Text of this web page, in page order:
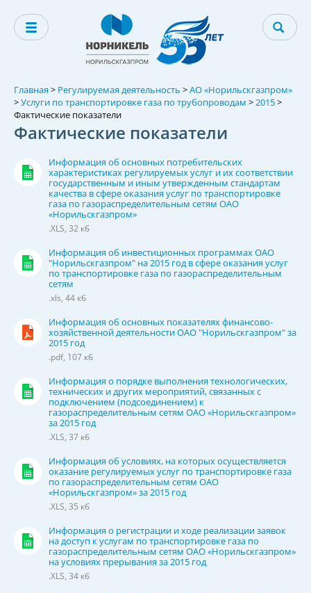
Главная > Регулируемая деятельность >АО «Норильскгазпром»
>Услуги по транспортировке газа по трубопроводам >2015>
Фактические показатели
Фактические показатели
Информация об основных потребительских
характеристиках регулируемых услуг и их соответствии
государственным и иным утвержденным стандартам
качества в сфере оказания услуг по транспортировке
газа по газораспределительным сетям ОАО
«Норильскгазпром»
.XLS, 32 кб
Информация об инвестиционных программах ОАО
"Норильскгазпром" на 2015 год в сфере оказания услуг
по транспортировке газа по газораспределительным
сетям
.xls, 44 кб
Информация об основных показателях финансово-
хозяйственной деятельности ОАО "Норильскгазпром" за
2015 год
.pdf, 107 кб
Информация о порядке выполнения технологических,
технических и других мероприятий, связанных с
подключением (подсоединением) к
газораспределительным сетям ОАО «Норильскгазпром»
за 2015 год
.XLS, 37 кб
Информация об условиях, на которых осуществляется
оказание регулируемых услуг по транспортировке газа
по газораспределительным сетям ОАО
«Норильскгазпром» за 2015 год
.XLS, 35 кб
Информация о регистрации и ходе реализации заявок
на доступ к услугам по транспортировке газа по
газораспределительным сетям ОАО «Норильскгазпром»
на условиях прерывания за 2015 год
.XLS, 34 кб